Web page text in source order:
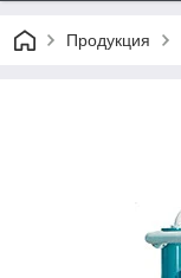
Продукция